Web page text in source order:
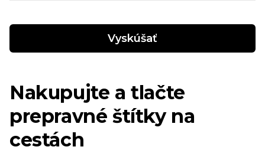
Vyskúšať
Nakupujte a tlačte
prepravné štítky na
cestách